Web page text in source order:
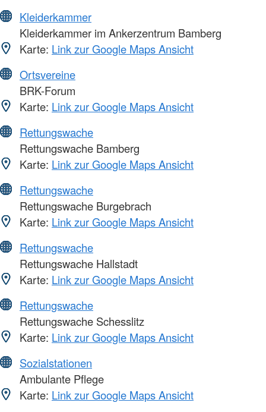
Kleiderkammer
Kleiderkammer im Ankerzentrum Bamberg
Karte: Link zur Google Maps Ansicht
Ortsvereine
BRK-Forum
Karte: Link zur Google Maps Ansicht
Rettungswache
Rettungswache Bamberg
Karte: Link zur Google Maps Ansicht
Rettungswache
Rettungswache Burgebrach
Karte: Link zur Google Maps Ansicht
Rettungswache
Rettungswache Hallstadt
Karte: Link zur Google Maps Ansicht
Rettungswache
Rettungswache Schesslitz
Karte: Link zur Google Maps Ansicht
Sozialstationen
Ambulante Pflege
Karte: Link zur Google Maps Ansicht